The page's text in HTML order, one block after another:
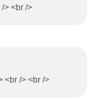
> <br />
<br /> <br />